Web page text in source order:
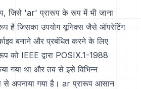
जिसे 'ar' प्रारूप के रूप में भी जाना
है जिसका उपयोग यूनिक्स जैसे ऑपरेटिंग
बनाने और प्रबंधित करने के लिए
को IEEE द्वारा POSIX.1-1988
गया था और तब से इसे विभिन्न
से अपनाया गया है। ar प्रारूप आसान